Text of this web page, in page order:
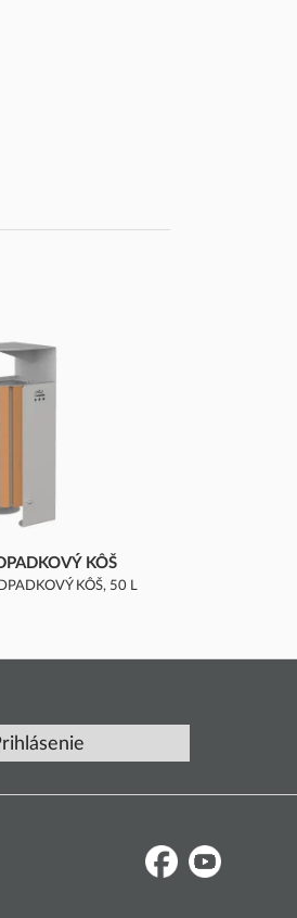
KÔŠ
KÔŠ, 50 L